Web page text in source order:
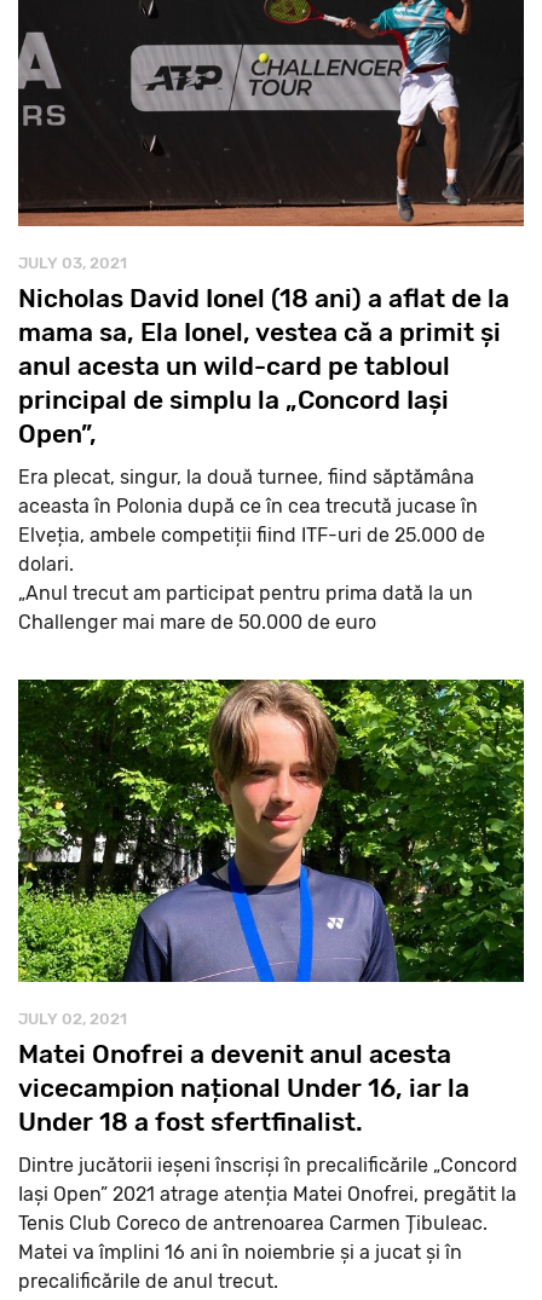
JULY 03, 2021
Nicholas David Ionel (18 ani) a aflat de la
mama sa, Ela Ionel, vestea că a primit și
anul acesta un wild-card pe tabloul
principal de simplu la „Concord Iași
Open”,
Era plecat, singur, la două turnee, fiind săptămâna
aceasta în Polonia după ce în cea trecută jucase în
Elveția, ambele competiții fiind ITF-uri de 25.000 de
dolari.
„Anul trecut am participat pentru prima dată la un
Challenger mai mare de 50.000 de euro
JULY 02, 2021
Matei Onofrei a devenit anul acesta
vicecampion național Under 16, iar la
Under 18 a fost sfertfinalist.
Dintre jucătorii ieșeni înscriși în precalificările „Concord
Iași Open” 2021 atrage atenția Matei Onofrei, pregătit la
Tenis Club Coreco de antrenoarea Carmen Țibuleac.
Matei va împlini 16 ani în noiembrie și a jucat și în
precalificările de anul trecut.